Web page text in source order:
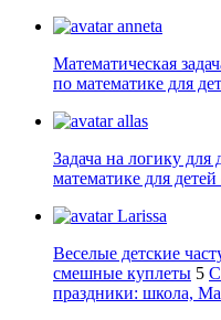
anneta
Математическая
по математике для
allas
Задача на логику для
математике для детей
Larissa
Веселые детские
смешные куплеты 5
праздники: школа,